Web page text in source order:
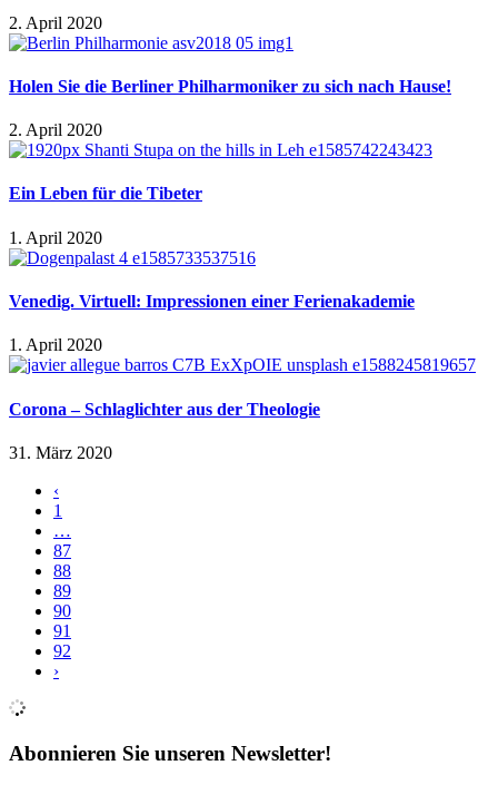
2. April 2020
Holen Sie die Berliner Philharmoniker zu sich nach Hause!
2. April 2020
Ein Leben für die Tibeter
1. April 2020
Venedig. Virtuell: Impressionen einer Ferienakademie
1. April 2020
Corona – Schlaglichter aus der Theologie
31. März 2020
‹
1
…
87
88
89
90
91
92
›
Abonnieren Sie unseren Newsletter!